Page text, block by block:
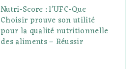
Nutri-Score : l’UFC-Que
Choisir prouve son utilité
pour la qualité nutritionnelle
des aliments – Réussir